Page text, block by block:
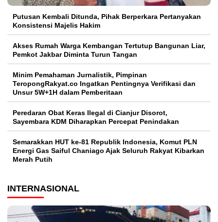
Putusan Kembali Ditunda, Pihak Berperkara Pertanyakan
Konsistensi Majelis Hakim
Akses Rumah Warga Kembangan Tertutup Bangunan Liar,
Pemkot Jakbar Diminta Turun Tangan
Minim Pemahaman Jurnalistik, Pimpinan
TeropongRakyat.co Ingatkan Pentingnya Verifikasi dan
Unsur 5W+1H dalam Pemberitaan
Peredaran Obat Keras Ilegal di Cianjur Disorot,
Sayembara KDM Diharapkan Percepat Penindakan
Semarakkan HUT ke-81 Republik Indonesia, Komut PLN
Energi Gas Saiful Chaniago Ajak Seluruh Rakyat Kibarkan
Merah Putih
INTERNASIONAL